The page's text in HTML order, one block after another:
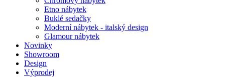
Etno nábytek
Buklé sedačky
Moderní nábytek - italský design
Glamour nábytek
Novinky
Showroom
Design
Výprodej